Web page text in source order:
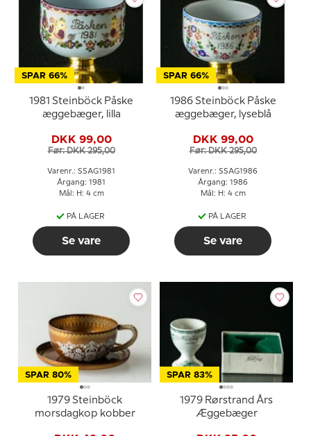
SPAR 66%
1981 Steinböck Påske
æggebæger, lilla
DKK 99,00
Før: DKK 295,00
Varenr.: SSAG1981
Årgang: 1981
Mål: H: 4 cm
PÅ LAGER
Se vare
SPAR 66%
1986 Steinböck Påske
æggebæger, lyseblå
DKK 99,00
Før: DKK 295,00
Varenr.: SSAG1986
Årgang: 1986
Mål: H: 4 cm
PÅ LAGER
Se vare
SPAR 80%
1979 Steinböck
morsdagkop kobber
SPAR 83%
1979 Rørstrand Års
Æggebæger